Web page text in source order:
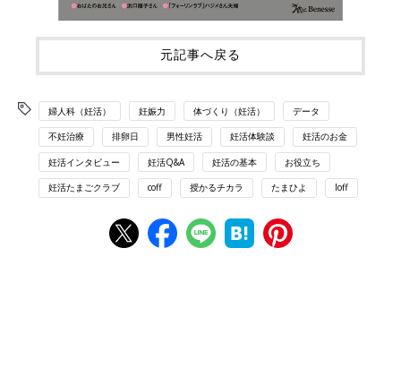
元記事へ戻る
婦人科（妊活） 妊娠力 体づくり（妊活） データ
不妊治療 排卵日 男性妊活 妊活体験談 妊活のお金
妊活インタビュー 妊活Q&A 妊活の基本 お役立ち
妊活たまごクラブ coff 授かるチカラ たまひよ loff